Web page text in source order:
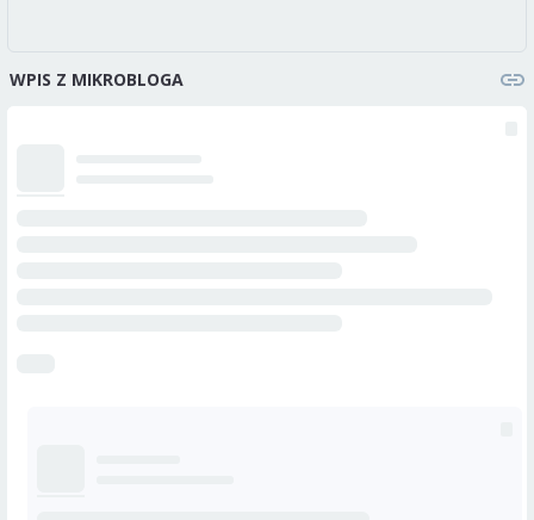
WPIS Z MIKROBLOGA